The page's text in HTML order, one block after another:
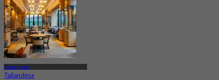
Chiang Mai
Tailandesa